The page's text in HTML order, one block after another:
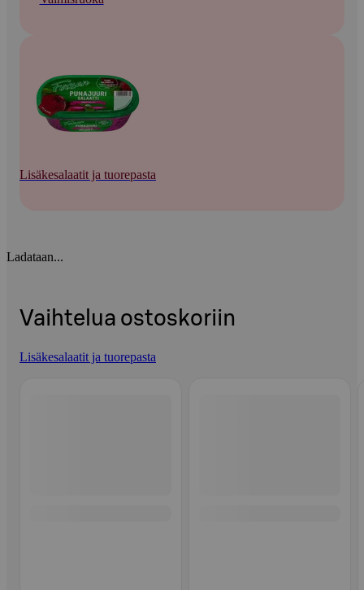
Lisäkesalaatit ja tuorepasta
Ladataan...
Vaihtelua ostoskoriin
Lisäkesalaatit ja tuorepasta